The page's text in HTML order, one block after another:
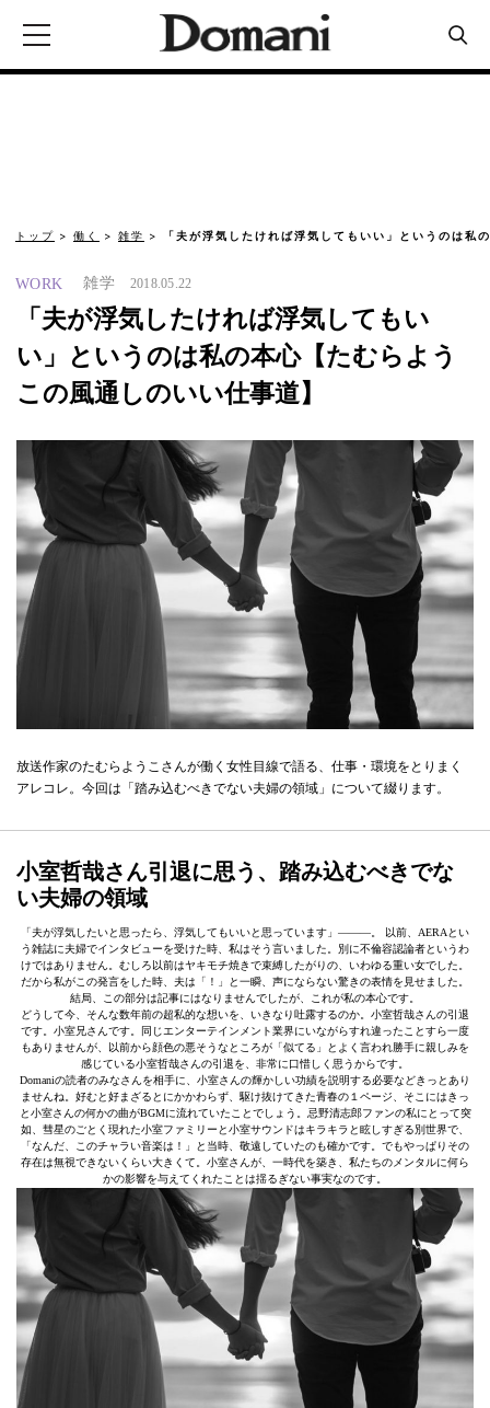
トップ 働く 雑学 「夫が浮気したければ浮気してもいい」というのは私
WORK 雑学 2018.05.22
「夫が浮気したければ浮気してもい
い」というのは私の本心【たむらよう
この風通しのいい仕事道】
放送作家のたむらようこさんが働く女性目線で語る、仕事・環境をとりまく
アレコレ。今回は「踏み込むべきでない夫婦の領域」について綴ります。
小室哲哉さん引退に思う、踏み込むべきでな
い夫婦の領域
「夫が浮気したいと思ったら、浮気してもいいと思っています」―――。 以前、AERAとい
う雑誌に夫婦でインタビューを受けた時、私はそう言いました。別に不倫容認論者というわ
けではありません。むしろ以前はヤキモチ焼きで束縛したがりの、いわゆる重い女でした。
だから私がこの発言をした時、夫は「！」と一瞬、声にならない驚きの表情を見せました。
結局、この部分は記事にはなりませんでしたが、これが私の本心です。
どうして今、そんな数年前の超私的な想いを、いきなり吐露するのか。小室哲哉さんの引退
です。小室兄さんです。同じエンターテインメント業界にいながらすれ違ったことすら一度
もありませんが、以前から顔色の悪そうなところが「似てる」とよく言われ勝手に親しみを
感じている小室哲哉さんの引退を、非常に口惜しく思うからです。
Domaniの読者のみなさんを相手に、小室さんの輝かしい功績を説明する必要などきっとあり
ませんね。好むと好まざるとにかかわらず、駆け抜けてきた青春の１ページ、そこにはきっ
と小室さんの何かの曲がBGMに流れていたことでしょう。忌野清志郎ファンの私にとって突
如、彗星のごとく現れた小室ファミリーと小室サウンドはキラキラと眩しすぎる別世界で、
「なんだ、このチャラい音楽は！」と当時、敬遠していたのも確かです。でもやっぱりその
存在は無視できないくらい大きくて。小室さんが、一時代を築き、私たちのメンタルに何ら
かの影響を与えてくれたことは揺るぎない事実なのです。